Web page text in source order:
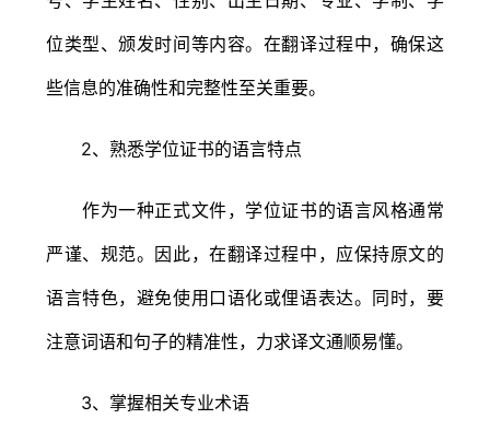
位类型、颁发时间等内容。在翻译过程中，确保这
些信息的准确性和完整性至关重要。
2、熟悉学位证书的语言特点
作为一种正式文件，学位证书的语言风格通常
严谨、规范。因此，在翻译过程中，应保持原文的
语言特色，避免使用口语化或俚语表达。同时，要
注意词语和句子的精准性，力求译文通顺易懂。
3、掌握相关专业术语